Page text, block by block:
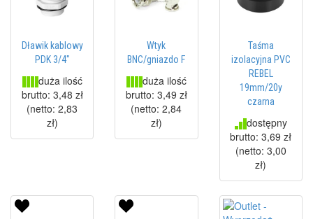
Dławik kablowy
PDK 3/4"
duża ilość
brutto: 3,48 zł
(netto:2,83
zł)
Wtyk
BNC/gniazdo F
duża ilość
brutto: 3,49 zł
(netto:2,84
zł)
Taśma
izolacyjna PVC
REBEL
19mm/20y
czarna
dostępny
brutto:3,69 zł
(netto: 3,00
zł)